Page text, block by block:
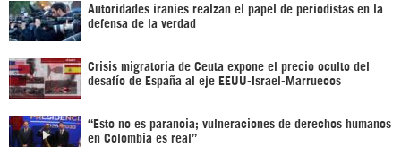
Autoridades iraníes realzan el papel de periodistas en la
defensa de la verdad
Crisis migratoria de Ceuta expone el precio oculto del
desafío de España al eje EEUU-Israel-Marruecos
“Esto no es paranoia; vulneraciones de derechos humanos
en Colombia es real”